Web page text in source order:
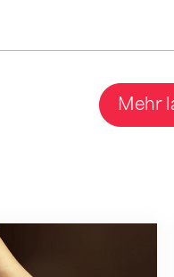
Mehr
Steingruber